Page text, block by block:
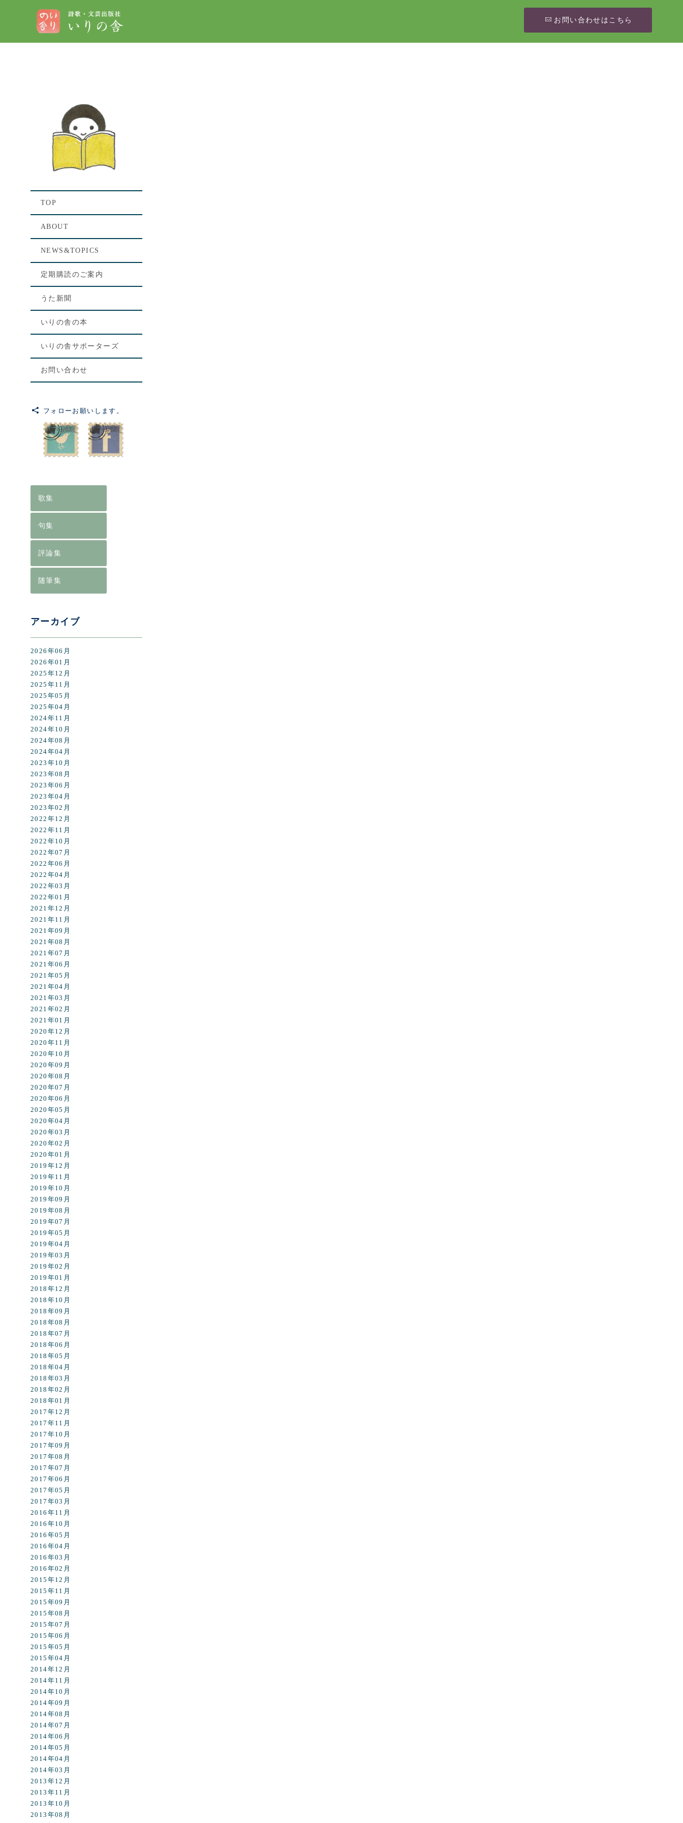
お問い合わせはこちら
TOP
ABOUT
NEWS&TOPICS
定期購読のご案内
うた新聞
いりの舎の本
いりの舎サポーターズ
お問い合わせ
フォローお願いします。
歌集
句集
評論集
随筆集
アーカイブ
2026年06月
2026年01月
2025年12月
2025年11月
2025年05月
2025年04月
2024年11月
2024年10月
2024年08月
2024年04月
2023年10月
2023年08月
2023年06月
2023年04月
2023年02月
2022年12月
2022年11月
2022年10月
2022年07月
2022年06月
2022年04月
2022年03月
2022年01月
2021年12月
2021年11月
2021年09月
2021年08月
2021年07月
2021年06月
2021年05月
2021年04月
2021年03月
2021年02月
2021年01月
2020年12月
2020年11月
2020年10月
2020年09月
2020年08月
2020年07月
2020年06月
2020年05月
2020年04月
2020年03月
2020年02月
2020年01月
2019年12月
2019年11月
2019年10月
2019年09月
2019年08月
2019年07月
2019年05月
2019年04月
2019年03月
2019年02月
2019年01月
2018年12月
2018年10月
2018年09月
2018年08月
2018年07月
2018年06月
2018年05月
2018年04月
2018年03月
2018年02月
2018年01月
2017年12月
2017年11月
2017年10月
2017年09月
2017年08月
2017年07月
2017年06月
2017年05月
2017年03月
2016年11月
2016年10月
2016年05月
2016年04月
2016年03月
2016年02月
2015年12月
2015年11月
2015年09月
2015年08月
2015年07月
2015年06月
2015年05月
2015年04月
2014年12月
2014年11月
2014年10月
2014年09月
2014年08月
2014年07月
2014年06月
2014年05月
2014年04月
2014年03月
2013年12月
2013年11月
2013年10月
2013年08月